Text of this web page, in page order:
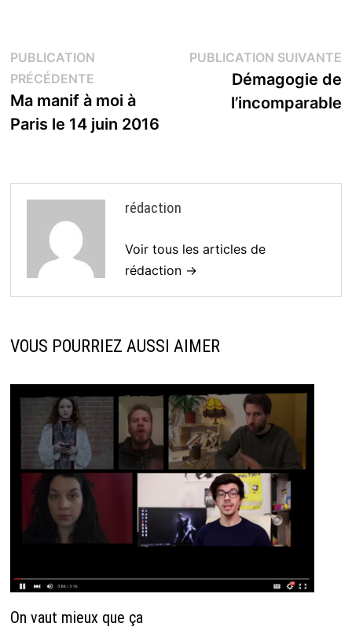
Navigation
de
l’article
PUBLICATION
PRÉCÉDENTEPublication
précédente :
Ma manif à moi à
Paris le 14 juin 2016
PUBLICATION SUIVANTE
Démagogie de
l’incomparable
rédaction
Voir tous les articles de
rédaction →
VOUS POURRIEZ AUSSI AIMER
On vaut mieux que ça